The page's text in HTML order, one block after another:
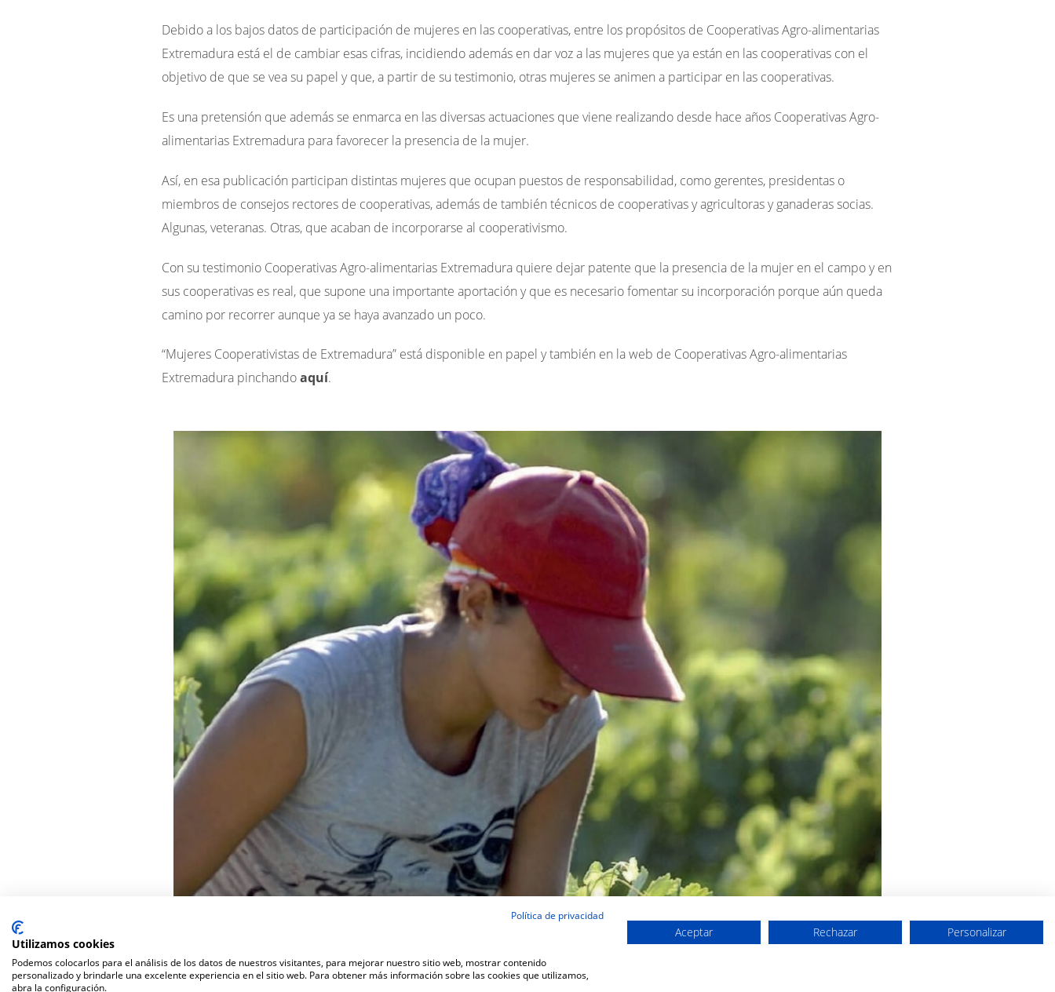
Debido a los bajos datos de participación de mujeres en las cooperativas, entre los propósitos de Cooperativas Agro-alimentarias
Extremadura está el de cambiar esas cifras, incidiendo además en dar voz a las mujeres que ya están en las cooperativas con el
objetivo de que se vea su papel y que, a partir de su testimonio, otras mujeres se animen a participar en las cooperativas.
Es una pretensión que además se enmarca en las diversas actuaciones que viene realizando desde hace años Cooperativas Agro-
alimentarias Extremadura para favorecer la presencia de la mujer.
Así, en esa publicación participan distintas mujeres que ocupan puestos de responsabilidad, como gerentes, presidentas o
miembros de consejos rectores de cooperativas, además de también técnicos de cooperativas y agricultoras y ganaderas socias.
Algunas, veteranas. Otras, que acaban de incorporarse al cooperativismo.
Con su testimonio Cooperativas Agro-alimentarias Extremadura quiere dejar patente que la presencia de la mujer en el campo y en
sus cooperativas es real, que supone una importante aportación y que es necesario fomentar su incorporación porque aún queda
camino por recorrer aunque ya se haya avanzado un poco.
“Mujeres Cooperativistas de Extremadura” está disponible en papel y también en la web de Cooperativas Agro-alimentarias
Extremadura pinchandoaquí.
Política de privacidad
Utilizamos cookies
Podemos colocarlos para el análisis de los datos de nuestros visitantes, para mejorar nuestro sitio web, mostrar contenido
personalizado y brindarle una excelente experiencia en el sitio web. Para obtener más información sobre las cookies que utilizamos,
abra la configuración.
Aceptar Rechazar Personalizar